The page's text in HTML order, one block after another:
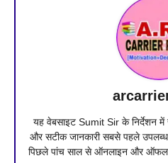
यह वेबसाइट Sumit Sir के निर्देशन
और सटीक जानकारी सबसे पहले
पिछले पांच साल से ऑनलाइन और